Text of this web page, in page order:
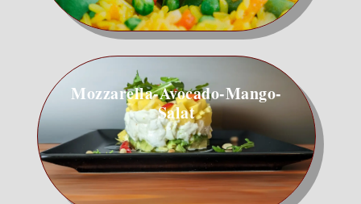
Mozzarella-Avocado-Mango-
Salat